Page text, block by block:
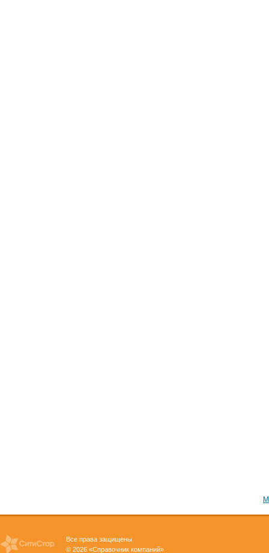
Все права защищены
© 2026 «Справочник компаний»